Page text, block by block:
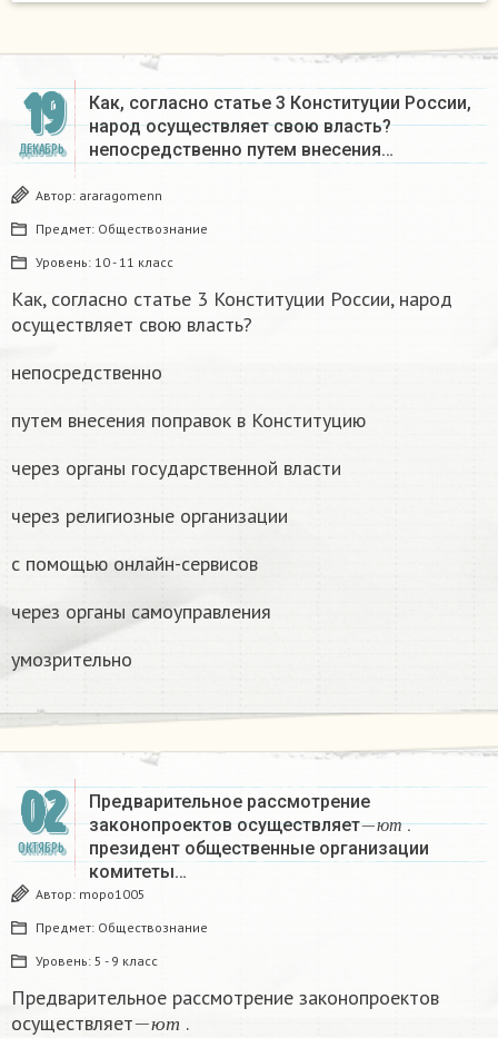
19
ДЕКАБРЬ
Как, согласно статье 3 Конституции России,
народ осуществляет свою власть?
непосредственно путем внесения…
Автор: araragomenn
Предмет: Обществознание
Уровень: 10 - 11 класс
Как, согласно статье 3 Конституции России, народ
осуществляет свою власть?
непосредственно
путем внесения поправок в Конституцию
через органы государственной власти
через религиозные организации
с помощью онлайн-сервисов
через органы самоуправления
умозрительно
02
ОКТЯБРЬ
Предварительное рассмотрение
законопроектов осуществляет
ю т
−
.
президент общественные организации
комитеты…
Автор: mopo1005
Предмет: Обществознание
Уровень: 5 - 9 класс
Предварительное рассмотрение законопроектов
осуществляет
ю т
−ют
.